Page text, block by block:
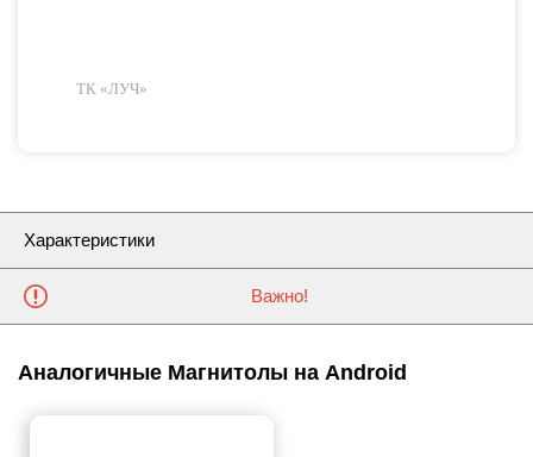
ТК «ЛУЧ»
Характеристики
Важно!
Аналогичные Магнитолы на Android